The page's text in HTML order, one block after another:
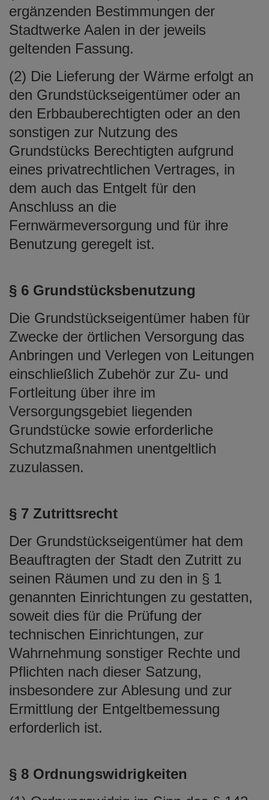
ergänzenden Bestimmungen der
Stadtwerke Aalen in der jeweils
geltenden Fassung.
(2) Die Lieferung der Wärme erfolgt an
den Grundstückseigentümer oder an
den Erbbauberechtigten oder an den
sonstigen zur Nutzung des
Grundstücks Berechtigten aufgrund
eines privatrechtlichen Vertrages, in
dem auch das Entgelt für den
Anschluss an die
Fernwärmeversorgung und für ihre
Benutzung geregelt ist.
§ 6 Grundstücksbenutzung
Die Grundstückseigentümer haben für
Zwecke der örtlichen Versorgung das
Anbringen und Verlegen von Leitungen
einschließlich Zubehör zur Zu- und
Fortleitung über ihre im
Versorgungsgebiet liegenden
Grundstücke sowie erforderliche
Schutzmaßnahmen unentgeltlich
zuzulassen.
§ 7 Zutrittsrecht
Der Grundstückseigentümer hat dem
Beauftragten der Stadt den Zutritt zu
seinen Räumen und zu den in § 1
genannten Einrichtungen zu gestatten,
soweit dies für die Prüfung der
technischen Einrichtungen, zur
Wahrnehmung sonstiger Rechte und
Pflichten nach dieser Satzung,
insbesondere zur Ablesung und zur
Ermittlung der Entgeltbemessung
erforderlich ist.
§ 8 Ordnungswidrigkeiten